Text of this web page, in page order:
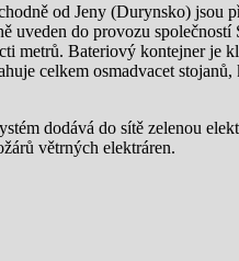
od Jeny (Durynsko) jsou
do provozu společností
metrů. Bateriový kontejner je
celkem osmadvacet
dodává do sítě zelenou
větrných elektráren.